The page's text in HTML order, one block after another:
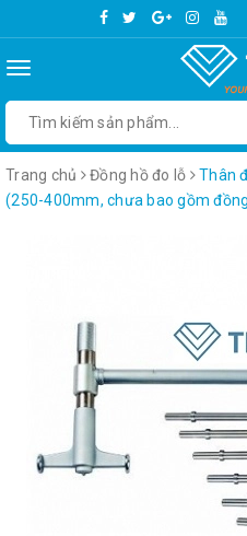
Toggle
Trang chủ Đồng hồ đo lỗ
Thân
(250-400mm, chưa bao gồm